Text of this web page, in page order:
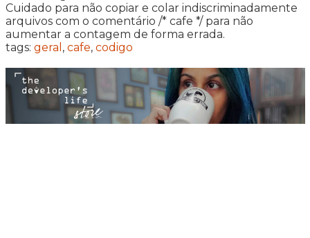
Cuidado para não copiar e colar indiscriminadamente
arquivos com o comentário /* cafe */ para não
aumentar a contagem de forma errada.
tags: geral , cafe, codigo